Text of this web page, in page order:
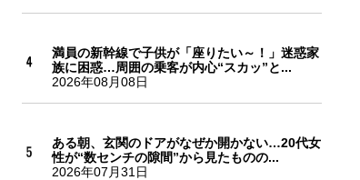
満員の新幹線で子供が「座りたい～！」迷惑家
族に困惑…周囲の乗客が内心“スカッ”と...
2026年08月08日
ある朝、玄関のドアがなぜか開かない…20代女
性が“数センチの隙間”から見たものの...
2026年07月31日